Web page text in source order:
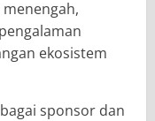
ekosistem
sponsor dan